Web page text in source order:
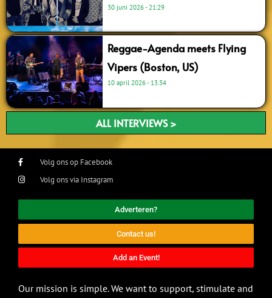
30 juni 2026 21:29
Reggae-Agenda meets Flying
Vipers (Boston, US)
10 april 2026 13:34
ALL INTERVIEWS >
Volg ons op Facebook
Volg ons via Instagram
Adverteren?
Contact us!
Add an Event!
Our mission is simple. We want to support, stimulate and